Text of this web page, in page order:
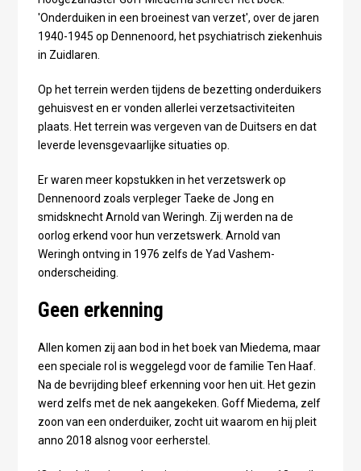
'Onderduiken in een broeinest van verzet', over de jaren
1940-1945 op Dennenoord, het psychiatrisch ziekenhuis
in Zuidlaren.
Op het terrein werden tijdens de bezetting onderduikers
gehuisvest en er vonden allerlei verzetsactiviteiten
plaats. Het terrein was vergeven van de Duitsers en dat
leverde levensgevaarlijke situaties op.
Er waren meer kopstukken in het verzetswerk op
Dennenoord zoals verpleger Taeke de Jong en
smidsknecht Arnold van Weringh. Zij werden na de
oorlog erkend voor hun verzetswerk. Arnold van
Weringh ontving in 1976 zelfs de Yad Vashem-
onderscheiding.
Geen erkenning
Allen komen zij aan bod in het boek van Miedema, maar
een speciale rol is weggelegd voor de familie Ten Haaf.
Na de bevrijding bleef erkenning voor hen uit. Het gezin
werd zelfs met de nek aangekeken. Goff Miedema, zelf
zoon van een onderduiker, zocht uit waarom en hij pleit
anno 2018 alsnog voor eerherstel.